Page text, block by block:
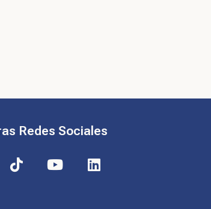
Redes Sociales